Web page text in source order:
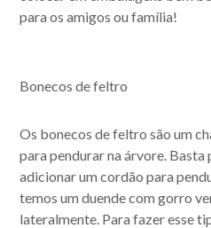
para os amigos ou família!
Bonecos de feltro
Os bonecos de feltro são um
para pendurar na árvore.
adicionar um cordão para
temos um duende com gorro
lateralmente. Para fazer esse